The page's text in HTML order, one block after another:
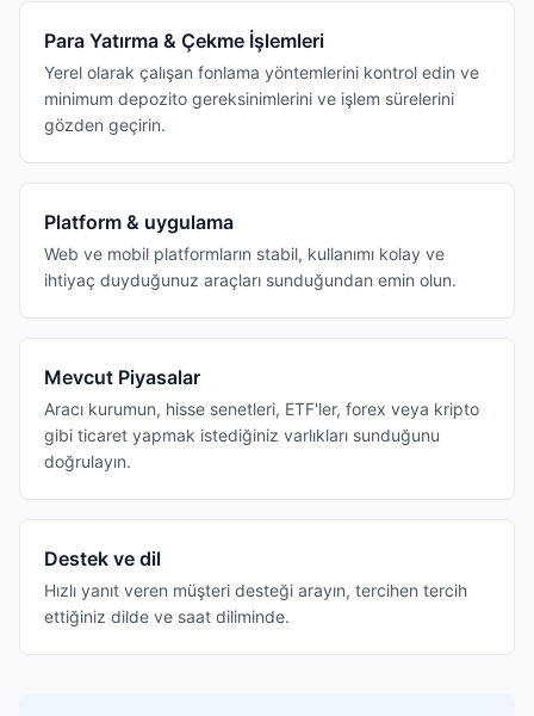
Para Yatırma & Çekme İşlemleri
Yerel olarak çalışan fonlama yöntemlerini kontrol edin ve
minimum depozito gereksinimlerini ve işlem sürelerini
gözden geçirin.
Platform & uygulama
Web ve mobil platformların stabil, kullanımı kolay ve
ihtiyaç duyduğunuz araçları sunduğundan emin olun.
Mevcut Piyasalar
Aracı kurumun, hisse senetleri, ETF'ler, forex veya kripto
gibi ticaret yapmak istediğiniz varlıkları sunduğunu
doğrulayın.
Destek ve dil
Hızlı yanıt veren müşteri desteği arayın, tercihen tercih
ettiğiniz dilde ve saat diliminde.